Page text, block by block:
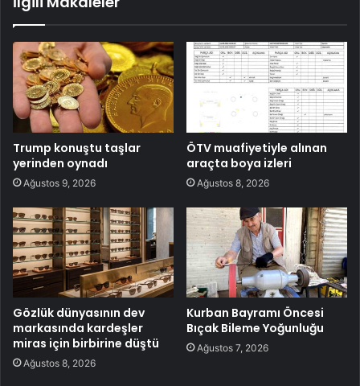
Trump konuştu taşlar
yerinden oynadı
Ağustos 9, 2026
ÖTV muafiyetiyle alınan
araçta boya izleri
Ağustos 8, 2026
Gözlük dünyasının dev
markasında kardeşler
miras için birbirine düştü
Ağustos 8, 2026
Kurban Bayramı Öncesi
Bıçak Bileme Yoğunluğu
Ağustos 7, 2026